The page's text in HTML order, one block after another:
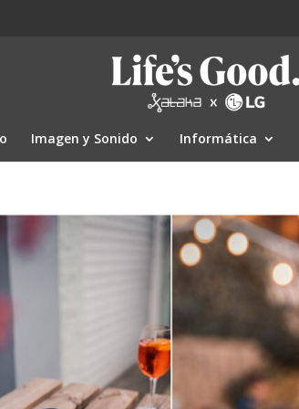
Imagen y Sonido Informática